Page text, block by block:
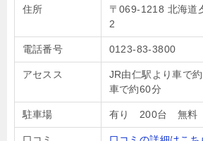
住所
〒069-1218 北海道
2
電話番号 0123-83-3800
アセスス
JR由仁駅より車で
車で約60分
駐車場 有り 200台 無料